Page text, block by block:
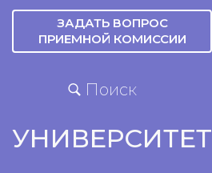
ЗАДАТЬ ВОПРОС
ПРИЕМНОЙ КОМИССИИ
Поиск
УНИВЕРСИТЕТ